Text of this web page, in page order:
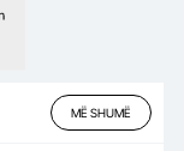
MË SHUMË